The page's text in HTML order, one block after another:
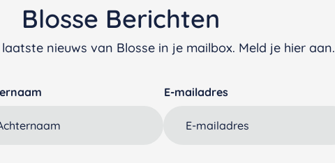
Blosse Berichten
nieuws van Blosse in je mailbox. Meld je hier aan.
E-mailadres